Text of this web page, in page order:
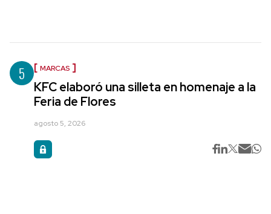
5 MARCAS
KFC elaboró una silleta en homenaje a la
Feria de Flores
agosto 5, 2026